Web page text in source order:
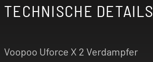
TECHNISCHE DETAILS
Voopoo Uforce X 2 Verdampfer